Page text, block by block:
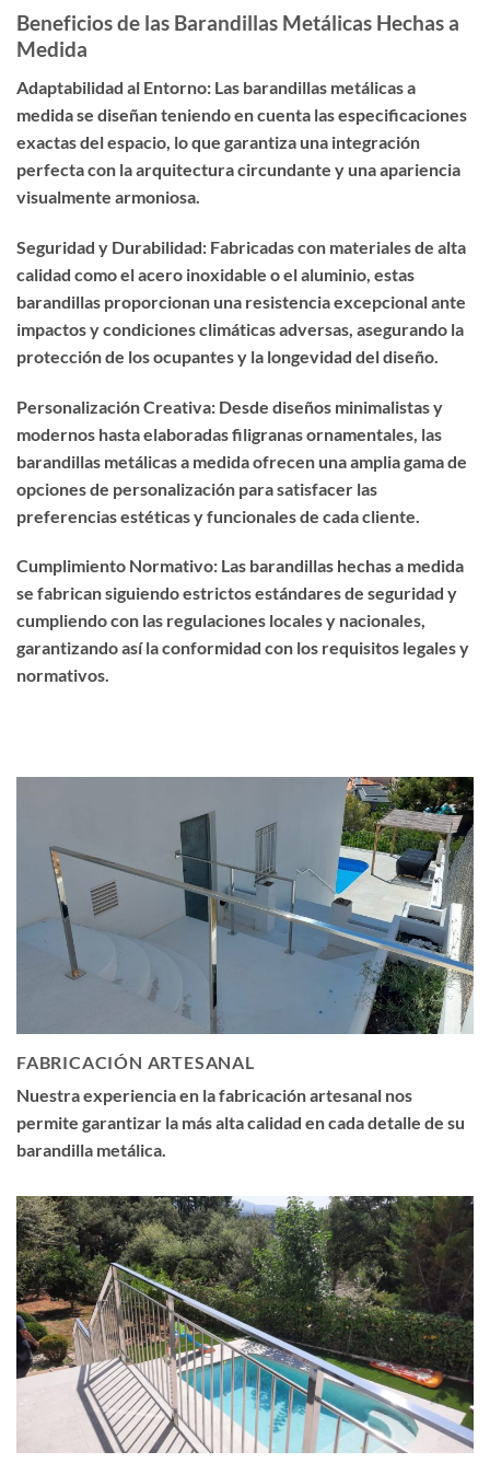
Beneficios de las Barandillas Metálicas Hechas a
Medida
Adaptabilidad al Entorno: Las barandillas metálicas a
medida se diseñan teniendo en cuenta las especificaciones
exactas del espacio, lo que garantiza una integración
perfecta con la arquitectura circundante y una apariencia
visualmente armoniosa.
Seguridad y Durabilidad: Fabricadas con materiales de alta
calidad como el acero inoxidable o el aluminio, estas
barandillas proporcionan una resistencia excepcional ante
impactos y condiciones climáticas adversas, asegurando la
protección de los ocupantes y la longevidad del diseño.
Personalización Creativa: Desde diseños minimalistas y
modernos hasta elaboradas filigranas ornamentales, las
barandillas metálicas a medida ofrecen una amplia gama de
opciones de personalización para satisfacer las
preferencias estéticas y funcionales de cada cliente.
Cumplimiento Normativo: Las barandillas hechas a medida
se fabrican siguiendo estrictos estándares de seguridad y
cumpliendo con las regulaciones locales y nacionales,
garantizando así la conformidad con los requisitos legales y
normativos.
FABRICACIÓN ARTESANAL
Nuestra experiencia en la fabricación artesanal nos
permite garantizar la más alta calidad en cada detalle de su
barandilla metálica.